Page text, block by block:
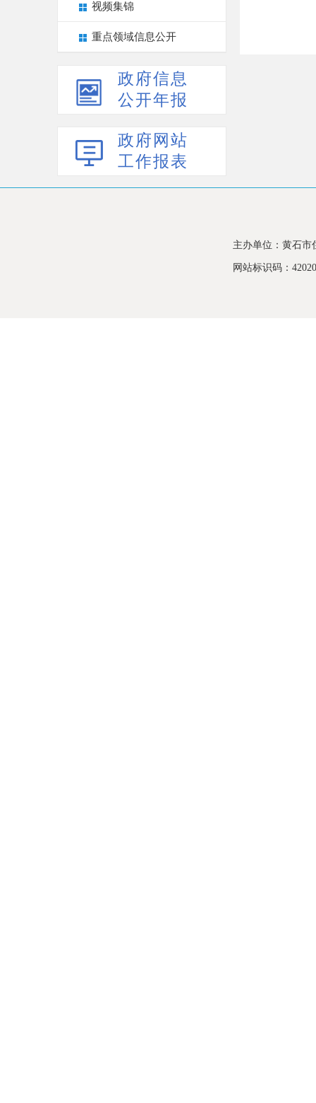
视频集锦
重点领域信息公开
政府信息
公开年报
政府网站
工作报表
主办单位：黄石市
网站标识码：